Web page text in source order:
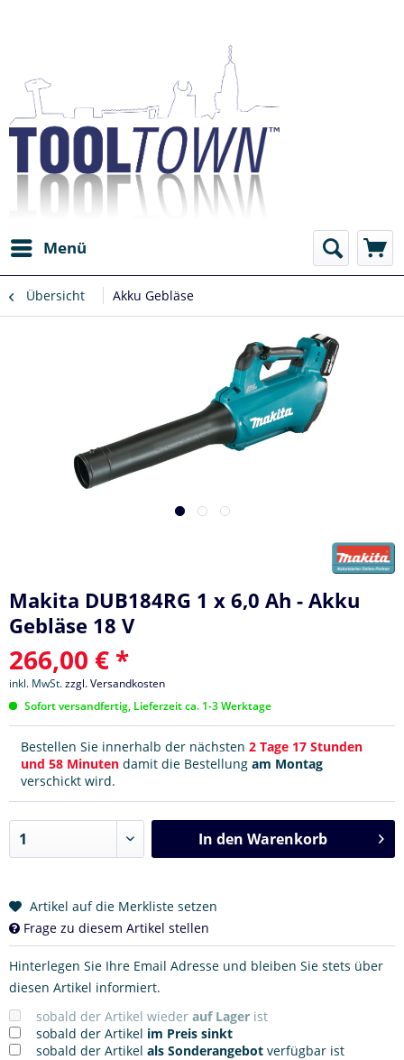
Menü
Übersicht Akku Gebläse
Makita DUB184RG 1 x 6,0 Ah - Akku
Gebläse 18 V
266,00 € *
inkl. MwSt.zzgl. Versandkosten
Sofort versandfertig, Lieferzeit ca. 1-3 Werktage
Bestellen Sie innerhalb der nächsten 2 Tage 17 Stunden
und 58 Minuten damit die Bestellung am Montag
verschickt wird.
In den Warenkorb
Artikel auf die Merkliste setzen
Frage zu diesem Artikel stellen
Hinterlegen Sie Ihre Email Adresse und bleiben Sie stets über
diesen Artikel informiert.
sobald der Artikel wieder auf Lager ist
sobald der Artikel im Preis sinkt
sobald der Artikel als Sonderangebot verfügbar ist